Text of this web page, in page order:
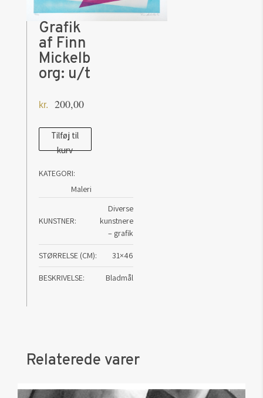
Grafik
af Finn
Mickelb
org: u/t
kr. 200,00
Grafik
af
u/t
Tilføj til
kurv
KATEGORI:
Maleri
KUNSTNER
Diverse
kunstnere
– grafik
STØRRELSE (CM) 31×46
BESKRIVELSE Bladmål
Relaterede varer